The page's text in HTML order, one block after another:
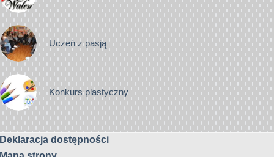
Uczeń z pasją
Konkurs plastyczny
Deklaracja dostępności